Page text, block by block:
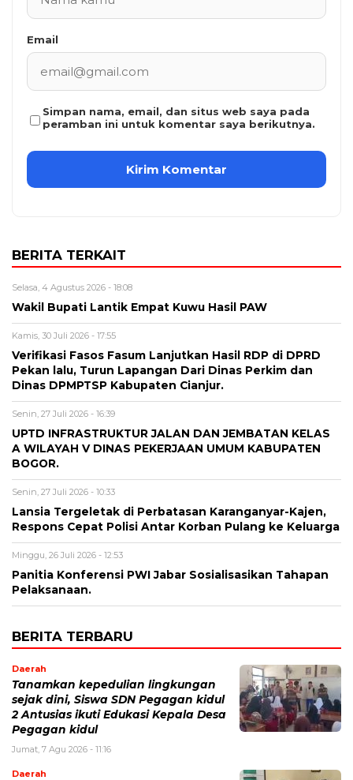
Email
Simpan nama, email, dan situs web saya pada
peramban ini untuk komentar saya berikutnya.
BERITA TERKAIT
Selasa, 4 Agustus 2026 - 18:08
Wakil Bupati Lantik Empat Kuwu Hasil PAW
Kamis, 30 Juli 2026 - 17:55
Verifikasi Fasos Fasum Lanjutkan Hasil RDP di DPRD
Pekan lalu, Turun Lapangan Dari Dinas Perkim dan
Dinas DPMPTSP Kabupaten Cianjur.
Senin, 27 Juli 2026 - 16:39
UPTD INFRASTRUKTUR JALAN DAN JEMBATAN KELAS
A WILAYAH V DINAS PEKERJAAN UMUM KABUPATEN
BOGOR.
Senin, 27 Juli 2026 - 10:33
Lansia Tergeletak di Perbatasan Karanganyar-Kajen,
Respons Cepat Polisi Antar Korban Pulang ke Keluarga
Minggu, 26 Juli 2026 - 12:53
Panitia Konferensi PWI Jabar Sosialisasikan Tahapan
Pelaksanaan.
BERITA TERBARU
Daerah
Tanamkan kepedulian lingkungan
sejak dini, Siswa SDN Pegagan kidul
2 Antusias ikuti Edukasi Kepala Desa
Pegagan kidul
Jumat, 7 Agu 2026 - 11:16
Daerah